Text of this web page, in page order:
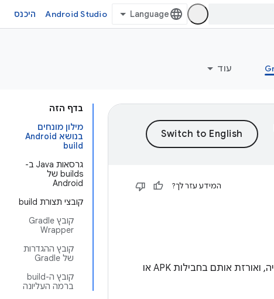
Android Studio היכנס
עוד
בדף הזה
מילון מונחים
בנושא Android
build
גרסאות Java ב-
builds של
Android
קובצי תצורת build
קובץ Gradle
Wrapper
קובץ ההגדרות
של Gradle
קובץ ה-build
ברמה העליונה
המידע עזר לך?
מערכת ה-build של Android מהדרת את המשאבים ואת קוד המקור של האפליקציה, ואורזת אותם בחבילות APK או